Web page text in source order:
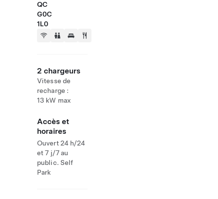
QC
G0C
1L0
2 chargeurs
Vitesse de
recharge :
13 kW max
Accès et
horaires
Ouvert 24 h/24
et 7 j/7 au
public. Self
Park